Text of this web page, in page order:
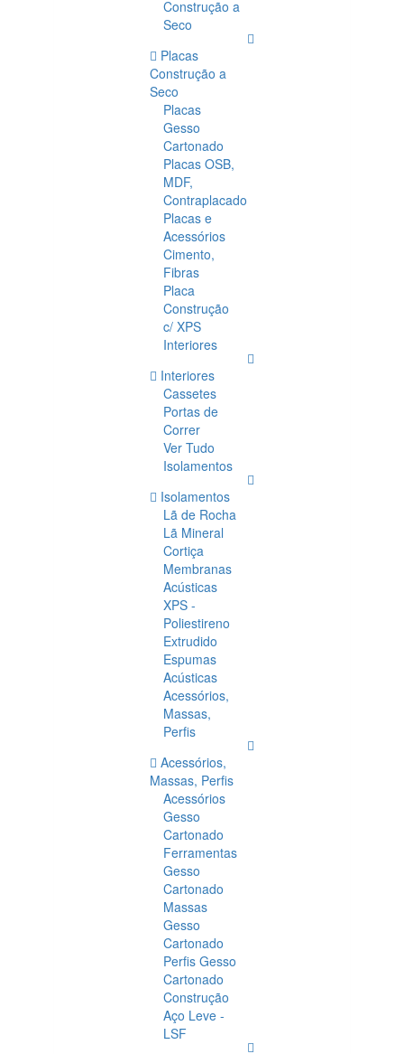
Construção a
Seco
Placas
Construção a
Seco
Placas
Gesso
Cartonado
Placas OSB,
MDF,
Contraplacado
Placas e
Acessórios
Cimento,
Fibras
Placa
Construção
c/ XPS
Interiores
Interiores
Cassetes
Portas de
Correr
Ver Tudo
Isolamentos
Isolamentos
Lã de Rocha
Lã Mineral
Cortiça
Membranas
Acústicas
XPS -
Poliestireno
Extrudido
Espumas
Acústicas
Acessórios,
Massas,
Perfis
Acessórios,
Massas, Perfis
Acessórios
Gesso
Cartonado
Ferramentas
Gesso
Cartonado
Massas
Gesso
Cartonado
Perfis Gesso
Cartonado
Construção
Aço Leve -
LSF